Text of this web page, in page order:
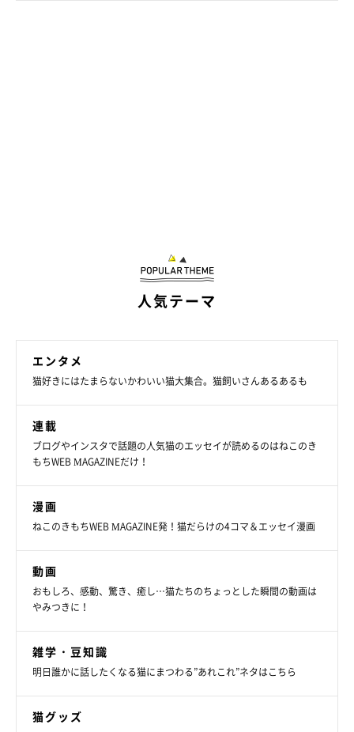
人気テーマ
エンタメ
猫好きにはたまらないかわいい猫大集合。猫飼いさんあるあるも
連載
ブログやインスタで話題の人気猫のエッセイが読めるのはねこのき
もちWEB MAGAZINEだけ！
漫画
ねこのきもちWEB MAGAZINE発！猫だらけの4コマ＆エッセイ漫画
動画
おもしろ、感動、驚き、癒し…猫たちのちょっとした瞬間の動画は
やみつきに！
雑学・豆知識
明日誰かに話したくなる猫にまつわる”あれこれ”ネタはこちら
猫グッズ